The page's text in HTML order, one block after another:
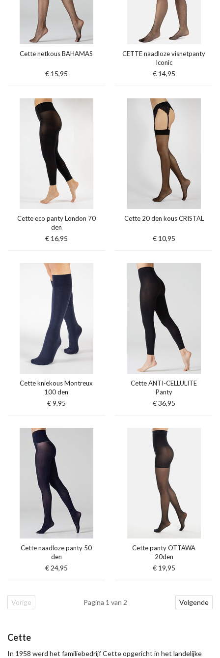
Cette netkous BAHAMAS
€ 15,95
CETTE naadloze visnetpanty
Iconic
€ 14,95
Cette eco panty London 70
den
€ 16,95
Cette 20 den kous CRISTAL
€ 10,95
Cette kniekous Montreux
100 den
€ 9,95
Cette ANTI-CELLULITE
Panty
€ 36,95
Cette naadloze panty 50
den
€ 24,95
Cette panty OTTAWA
20den
€ 19,95
Vorige Pagina 1 van 2 Volgende
Cette
In 1958 werd het familiebedrijf Cette opgericht in het landelijke